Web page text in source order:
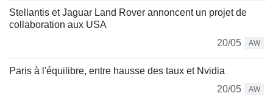
Stellantis et Jaguar Land Rover annoncent un projet de
collaboration aux USA
20/05
AW
Paris à l'équilibre, entre hausse des taux et Nvidia
20/05
AW